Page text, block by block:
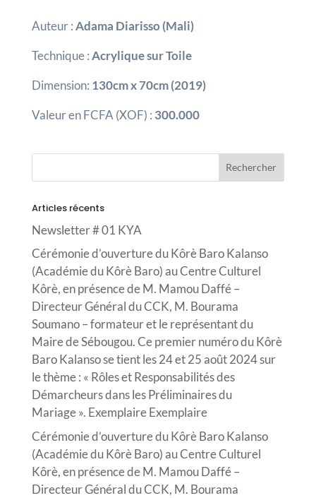
Auteur :Adama Diarisso (Mali)
Technique :Acrylique sur Toile
Dimension: 130cm x 70cm (2019)
Valeur en FCFA (XOF) : 300.000
Articles récents
Newsletter # 01 KYA
Cérémonie d’ouverture du Kôrè Baro Kalanso
(Académie du Kôrè Baro) au Centre Culturel
Kôrè, en présence de M. Mamou Daffé –
Directeur Général du CCK, M. Bourama
Soumano – formateur et le représentant du
Maire de Sébougou. Ce premier numéro du Kôrè
Baro Kalanso se tient les 24 et 25 août 2024 sur
le thème : « Rôles et Responsabilités des
Démarcheurs dans les Préliminaires du
Mariage ». Exemplaire Exemplaire
Cérémonie d’ouverture du Kôrè Baro Kalanso
(Académie du Kôrè Baro) au Centre Culturel
Kôrè, en présence de M. Mamou Daffé –
Directeur Général du CCK, M. Bourama